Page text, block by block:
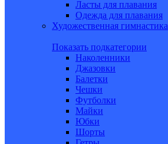
Ласты для плавания
Одежда для плавания
Художественная гимнастика
Показать подкатегории
Наколенники
Джазовки
Балетки
Чешки
Футболки
Майки
Юбки
Шорты